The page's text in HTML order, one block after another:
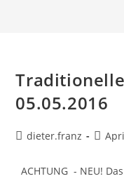
05.05.2016
dieter.franz
ACHTUNG - NEU!